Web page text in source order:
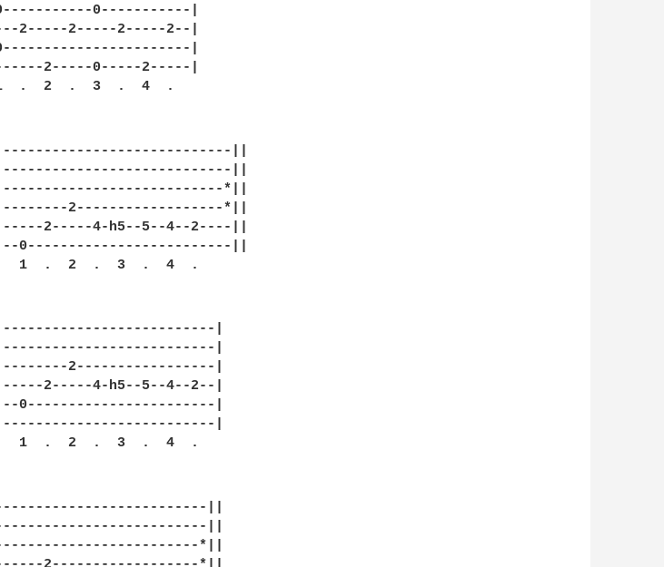
0-----------|
2-----2-----2-----2--|
|
2-----0-----2-----|
.  2  .  3  .  4  .
||
||
*||
2------------------*||
2-----4-h5--5--4--2----||
0-------------------------||
1  .  2  .  3  .  4  .
|
|
2-----------------|
2-----4-h5--5--4--2--|
0-----------------------|
|
1  .  2  .  3  .  4  .
||
||
*||